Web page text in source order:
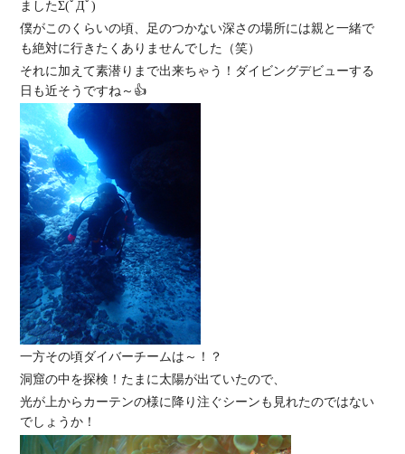
ましたΣ(ﾟДﾟ)
僕がこのくらいの頃、足のつかない深さの場所には親と一緒で
も絶対に行きたくありませんでした（笑）
それに加えて素潜りまで出来ちゃう！ダイビングデビューする
日も近そうですね～👍
一方その頃ダイバーチームは～！？
洞窟の中を探検！たまに太陽が出ていたので、
光が上からカーテンの様に降り注ぐシーンも見れたのではない
でしょうか！